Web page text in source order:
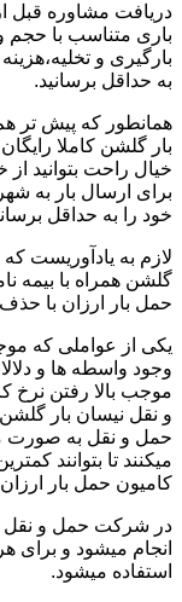
دریافت مشاوره قبل
باری متناسب با حجم
بارگیری و
به حداقل برسانید.
همانطور که پیش تر
بار گلشن کاملا
خیال راحت بتوانید
برای ارسال بار به
خود را به حداقل
لازم به یادآوریست
گلشن همراه با بیمه
حمل بار ارزان با
یکی از عواملی که
وجود واسطه ها و
موجب بالا رفتن نرخ
و نقل نیسان بار
حمل و نقل به صورت
میکنند تا بتوانند
کامیون حمل بار ارزان
در شرکت حمل و نقل
انجام میشود و برای
استفاده میشود.